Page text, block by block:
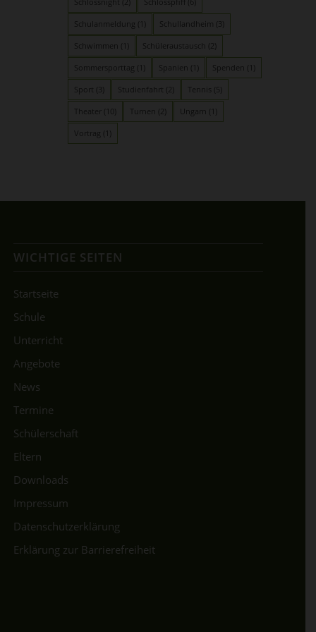
Schulanmeldung (1) Schullandheim (3)
Schwimmen (1) Schüleraustausch (2)
Sommersporttag (1) Spanien (1) Spenden (1)
Sport (3) Studienfahrt (2) Tennis
Theater (10) Turnen (2) Ungarn (1)
Vortrag (1)
WICHTIGE SEITEN
Startseite
Schule
Unterricht
Angebote
News
Termine
Schülerschaft
Eltern
Downloads
Impressum
Datenschutzerklärung
Erklärung zur Barrierefreiheit